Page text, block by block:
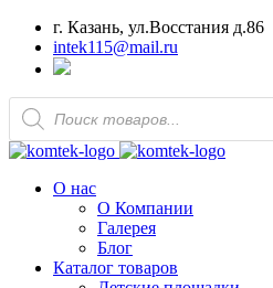
г. Казань, ул.Восстания д.86
intek115@mail.ru
Поиск
товаров
О нас
О Компании
Галерея
Блог
Каталог товаров